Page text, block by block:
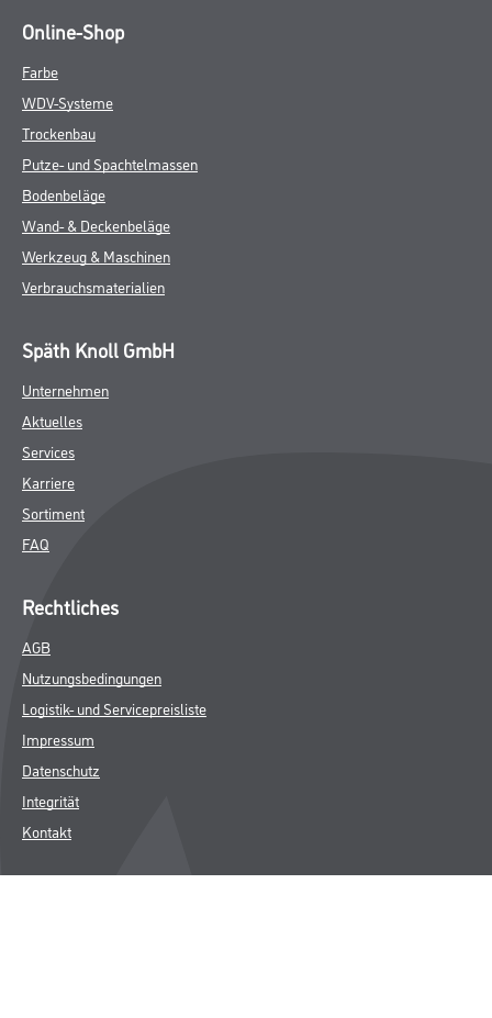
Online-Shop
Farbe
WDV-Systeme
Trockenbau
Putze- und Spachtelmassen
Bodenbeläge
Wand- & Deckenbeläge
Werkzeug & Maschinen
Verbrauchsmaterialien
Späth Knoll GmbH
Unternehmen
Aktuelles
Services
Karriere
Sortiment
FAQ
Rechtliches
AGB
Nutzungsbedingungen
Logistik- und Servicepreisliste
Impressum
Datenschutz
Integrität
Kontakt